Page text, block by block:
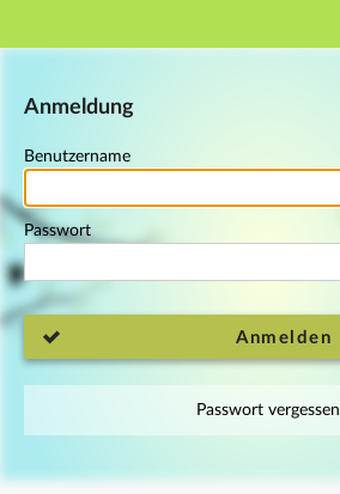
Hauptnavigation
Anmeldung
Benutzername
Passwort
Anmelden
Passwort vergessen